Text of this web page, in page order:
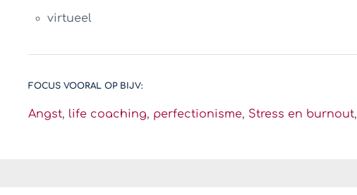
virtueel
FOCUS VOORAL OP BIJV:
Angst, life coaching, perfectionisme, Stress en burnout,